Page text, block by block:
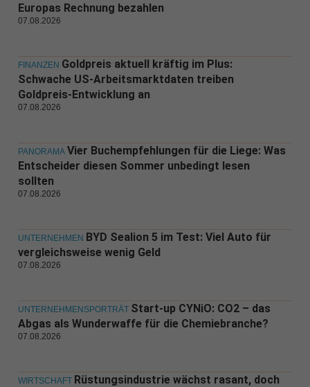
Europas Rechnung bezahlen
07.08.2026
FINANZEN Goldpreis aktuell kräftig im Plus:
Schwache US-Arbeitsmarktdaten treiben
Goldpreis-Entwicklung an
07.08.2026
PANORAMA Vier Buchempfehlungen für die Liege: Was
Entscheider diesen Sommer unbedingt lesen
sollten
07.08.2026
UNTERNEHMEN BYD Sealion 5 im Test: Viel Auto für
vergleichsweise wenig Geld
07.08.2026
UNTERNEHMENSPORTRÄT Start-up CYNiO: CO2 – das
Abgas als Wunderwaffe für die Chemiebranche?
07.08.2026
WIRTSCHAFT Rüstungsindustrie wächst rasant, doch